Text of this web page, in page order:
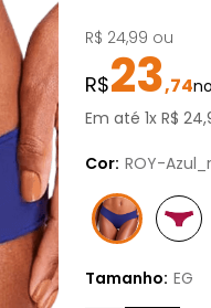
R$ 24,99 ou
23,74
Em até 1x R$ 24,
Cor: ROY-
Tamanho: EG